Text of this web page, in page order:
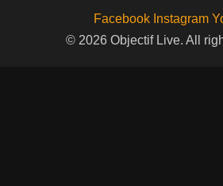
Facebook Instagram
© 2026 Objectif Live. All